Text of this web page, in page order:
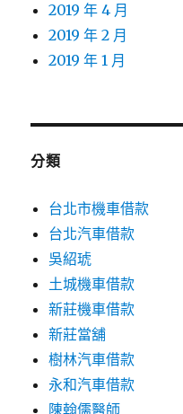
2019 年 4 月
2019 年 2 月
2019 年 1 月
分類
台北市機車借款
台北汽車借款
吳紹琥
土城機車借款
新莊機車借款
新莊當舖
樹林汽車借款
永和汽車借款
陳翰儒醫師